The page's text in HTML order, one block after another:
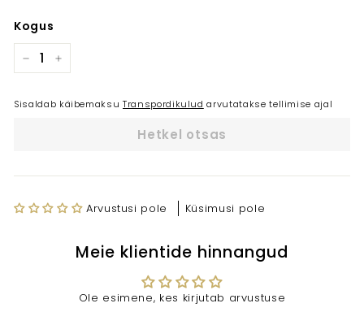
Kogus
Sisaldab käibemaksuTranspordikulud arvutatakse tellimise ajal
Hetkel otsas
Arvustusi pole Küsimusi pole
Meie klientide hinnangud
Ole esimene, kes kirjutab arvustuse